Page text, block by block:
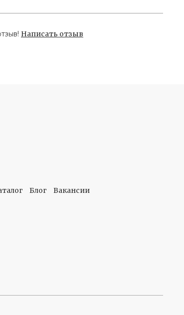
Написать отзыв
Блог Вакансии